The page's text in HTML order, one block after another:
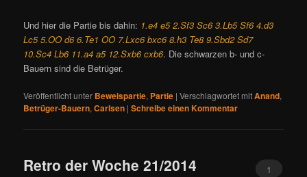
Und hier die Partie bis dahin: 1.e4 e5 2.Sf3 Sc6 3.Lb5 Sf6 4.d3
Lc5 5.OO d6 6.Te1 OO 7.Lxc6 bxc6 8.h3 Te8 9.Sbd2 Sd7
10.Sc4 Lb6 11.a4 a5 12.Sxb6 cxb6. Die schwarzen b- und c-
Bauern sind die Betrüger.
Veröffentlicht unter Beweispartie, Partie |Verschlagwortet mitAnand,
Betrüger-Bauern,Carlsen |Schreibe einen Kommentar
Retro der Woche 21/2014 1